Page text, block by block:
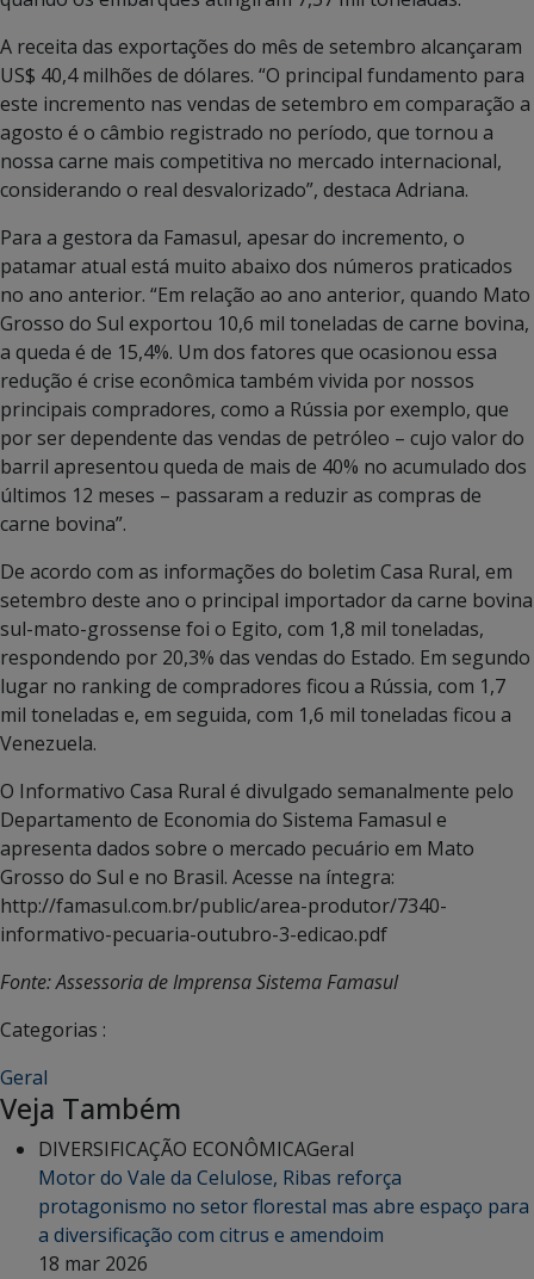
A receita das exportações do mês de setembro alcançaram
US$ 40,4 milhões de dólares. “O principal fundamento para
este incremento nas vendas de setembro em comparação a
agosto é o câmbio registrado no período, que tornou a
nossa carne mais competitiva no mercado internacional,
considerando o real desvalorizado”, destaca Adriana.
Para a gestora da Famasul, apesar do incremento, o
patamar atual está muito abaixo dos números praticados
no ano anterior. “Em relação ao ano anterior, quando Mato
Grosso do Sul exportou 10,6 mil toneladas de carne bovina,
a queda é de 15,4%. Um dos fatores que ocasionou essa
redução é crise econômica também vivida por nossos
principais compradores, como a Rússia por exemplo, que
por ser dependente das vendas de petróleo – cujo valor do
barril apresentou queda de mais de 40% no acumulado dos
últimos 12 meses – passaram a reduzir as compras de
carne bovina”.
De acordo com as informações do boletim Casa Rural, em
setembro deste ano o principal importador da carne bovina
sul-mato-grossense foi o Egito, com 1,8 mil toneladas,
respondendo por 20,3% das vendas do Estado. Em segundo
lugar no ranking de compradores ficou a Rússia, com 1,7
mil toneladas e, em seguida, com 1,6 mil toneladas ficou a
Venezuela.
O Informativo Casa Rural é divulgado semanalmente pelo
Departamento de Economia do Sistema Famasul e
apresenta dados sobre o mercado pecuário em Mato
Grosso do Sul e no Brasil. Acesse na íntegra:
http://famasul.com.br/public/area-produtor/7340-
informativo-pecuaria-outubro-3-edicao.pdf
Fonte: Assessoria de Imprensa Sistema Famasul
Categorias :
Geral
Veja Também
DIVERSIFICAÇÃO ECONÔMICAGeral
Motor do Vale da Celulose, Ribas reforça
protagonismo no setor florestal mas abre espaço para
a diversificação com citrus e amendoim
18 mar 2026